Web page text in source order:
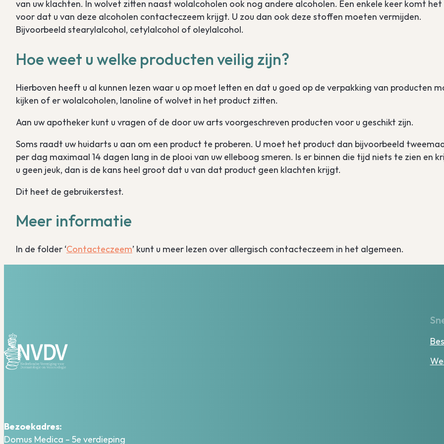
van uw klachten. In wolvet zitten naast wolalcoholen ook nog andere alcoholen. Een enkele keer komt het
voor dat u van deze alcoholen contacteczeem krijgt. U zou dan ook deze stoffen moeten vermijden.
Bijvoorbeeld stearylalcohol, cetylalcohol of oleylalcohol.
Hoe weet u welke producten veilig zijn?
Hierboven heeft u al kunnen lezen waar u op moet letten en dat u goed op de verpakking van producten
kijken of er wolalcoholen, lanoline of wolvet in het product zitten.
Aan uw apotheker kunt u vragen of de door uw arts voorgeschreven producten voor u geschikt zijn.
Soms raadt uw huidarts u aan om een product te proberen. U moet het product dan bijvoorbeeld
per dag maximaal 14 dagen lang in de plooi van uw elleboog smeren. Is er binnen die tijd niets te zien en
u geen jeuk, dan is de kans heel groot dat u van dat product geen klachten krijgt.
Dit heet de gebruikerstest.
Meer informatie
In de folder ‘Contacteczeem’ kunt u meer lezen over allergisch contacteczeem in het algemeen.
Bezoekadres:
Domus Medica – 5e verdieping